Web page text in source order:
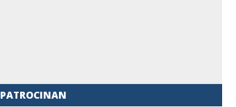
PATROCINAN